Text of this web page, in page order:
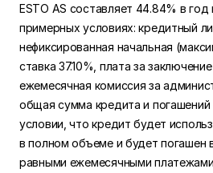
ESTO AS составляет 44.84% в
примерных условиях: кредитный
нефиксированная начальная
ставка 37.10%, плата за
ежемесячная комиссия за
общая сумма кредита и погашений
условии, что кредит будет
в полном объеме и будет погашен
равными ежемесячными